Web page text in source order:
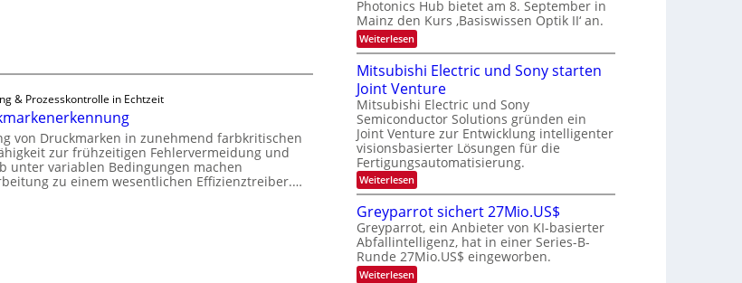
& Prozesskontrolle in Echtzeit
von Druckmarken in zunehmend farbkritischen
zur frühzeitigen Fehlervermeidung und
unter variablen Bedingungen machen
zu einem wesentlichen Effizienztreiber.…
t
u
n
g
s
-
T
r
e
n
d
s
s
t
u
m
m
e
r
s
t
e
n
H
a
l
b
j
a
h
r
-
S
e
m
i
n
a
r
E
i
n
s
a
t
z
n
i
m
m
t
i
n
d
e
r
D
A
C
H
-
Photonics Hub bietet am 8. September in
Mainz den Kurs ‚Basiswissen Optik II‘ an.
Weiterlesen:
O
p
t
i
k
-
K
u
r
s
v
o
P
h
o
t
o
n
Mitsubishi Electric und Sony starten
Joint Venture
Mitsubishi Electric und Sony
Semiconductor Solutions gründen ein
Joint Venture zur Entwicklung intelligenter
visionsbasierter Lösungen für die
Fertigungsautomatisierung.
Weiterlesen:
M
t
s
u
b
i
s
Greyparrot sichert 27Mio.US$
Greyparrot, ein Anbieter von KI-basierter
Abfallintelligenz, hat in einer Series-B-
Runde 27Mio.US$ eingeworben.
Weiterlesen: